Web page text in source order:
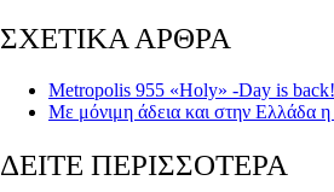
ΣΧΕΤΙΚΑ ΑΡΘΡΑ
Metropolis 955 «Holy» -Day is
Με μόνιμη άδεια και στην Ελλάδα
ΔΕΙΤΕ ΠΕΡΙΣΣΟΤΕΡΑ